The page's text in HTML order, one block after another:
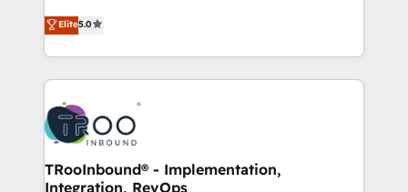
tomar decisiones basadas en datos. 🌎 Highlights:
5+ años como partner HubSpot 100+
LATAM 2025 🏆 Impulsamos crecimiento con CRM +
IA en múltiples industrias. 👉 ¿Listo para transformar
procesos comerciales de las empresas en
Latinoamérica, con un enfoque en Marketing, Ventas
y Servicio al Cliente. Somos un equipo de trabajo
multidisciplinario de alto rendimiento, con
conocimiento y experiencia enfocado en: 1.
Optimizar la eficiencia operativa de nuestros
clientes 2. Mejorar la experiencia del cliente 3.
Asegurar resultados medibles Nos especializamos
en bancos, seguros, e-commerce, Desarrolladores
Elite5.0
TRooInbound® - Implementation,
Integration, RevOps